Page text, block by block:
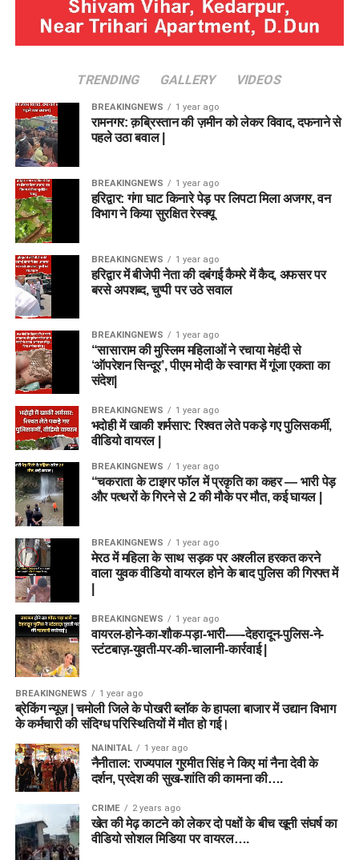
TRENDING GALLERY VIDEOS
BREAKINGNEWS 1 year ago
रामनगर: क़ब्रिस्तान की ज़मीन को लेकर विवाद, दफनाने से
पहले उठा बवाल |
BREAKINGNEWS 1 year ago
हरिद्वार: गंगा घाट किनारे पेड़ पर लिपटा मिला अजगर, वन
विभाग ने किया सुरक्षित रेस्क्यू
BREAKINGNEWS 1 year ago
हरिद्वार में बीजेपी नेता की दबंगई कैमरे में कैद, अफसर पर
बरसे अपशब्द, चुप्पी पर उठे सवाल
BREAKINGNEWS 1 year ago
“सासाराम की मुस्लिम महिलाओं ने रचाया मेहंदी से
‘ऑपरेशन सिन्दूर’, पीएम मोदी के स्वागत में गूंजा एकता का
संदेश|
BREAKINGNEWS 1 year ago
भदोही में खाकी शर्मसार: रिश्वत लेते पकड़े गए पुलिसकर्मी,
वीडियो वायरल |
BREAKINGNEWS 1 year ago
“चकराता के टाइगर फॉल में प्रकृति का कहर — भारी पेड़
और पत्थरों के गिरने से 2 की मौके पर मौत, कई घायल |
BREAKINGNEWS 1 year ago
मेरठ में महिला के साथ सड़क पर अश्लील हरकत करने
वाला युवक वीडियो वायरल होने के बाद पुलिस की गिरफ्त में
BREAKINGNEWS 1 year ago
वायरल-होने-का-शौक-पड़ा-भारी-—-देहरादून-पुलिस-ने-
स्टंटबाज़-युवती-पर-की-चालानी-कार्रवाई |
BREAKINGNEWS 1 year ago
ब्रेकिंग न्यूज़ | चमोली जिले के पोखरी ब्लॉक के हापला बाजार में उद्यान विभाग
के कर्मचारी की संदिग्ध परिस्थितियों में मौत हो गई।
NAINITAL 1 year ago
नैनीताल: राज्यपाल गुरमीत सिंह ने किए मां नैना देवी के
दर्शन, प्रदेश की सुख-शांति की कामना की….
CRIME 2 years ago
खेत की मेढ़ काटने को लेकर दो पक्षों के बीच खूनी संघर्ष का
वीडियो सोशल मिडिया पर वायरल….